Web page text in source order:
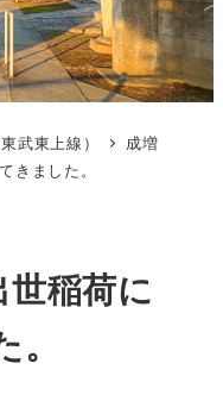
武東上線）
成増
きました。
稲荷に